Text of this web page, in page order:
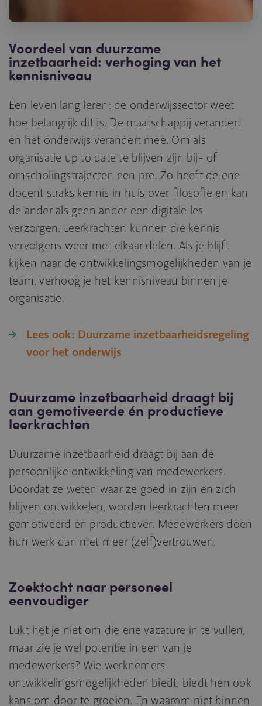
Voordeel van duurzame
inzetbaarheid: verhoging van het
kennisniveau
Een leven lang leren: de onderwijssector weet
hoe belangrijk dit is. De maatschappij verandert
en het onderwijs verandert mee. Om als
organisatie up to date te blijven zijn bij- of
omscholingstrajecten een pre. Zo heeft de ene
docent straks kennis in huis over filosofie en kan
de ander als geen ander een digitale les
verzorgen. Leerkrachten kunnen die kennis
vervolgens weer met elkaar delen. Als je blijft
kijken naar de ontwikkelingsmogelijkheden van je
team, verhoog je het kennisniveau binnen je
organisatie.
Lees ook: Duurzame inzetbaarheidsregeling
voor het onderwijs
Duurzame inzetbaarheid draagt bij
aan gemotiveerde én productieve
leerkrachten
Duurzame inzetbaarheid draagt bij aan de
persoonlijke ontwikkeling van medewerkers.
Doordat ze weten waar ze goed in zijn en zich
blijven ontwikkelen, worden leerkrachten meer
gemotiveerd en productiever. Medewerkers doen
hun werk dan met meer (zelf)vertrouwen.
Zoektocht naar personeel
eenvoudiger
Lukt het je niet om die ene vacature in te vullen,
maar zie je wel potentie in een van je
medewerkers? Wie werknemers
ontwikkelingsmogelijkheden biedt, biedt hen ook
kans om door te groeien. En waarom niet binnen